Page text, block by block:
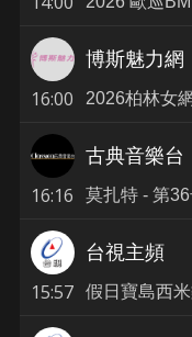
16:00
博斯魅力網
2026柏林女
16:16
古典音樂台
莫扎特 - 第36
15:57
台視主頻
假日寶島西